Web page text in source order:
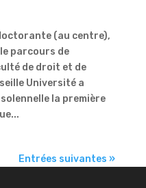
(au centre),
parcours de
de droit et de
Université a
la première
Entrées suivantes »